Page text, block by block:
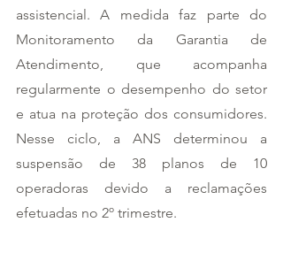
assistencial. A medida faz parte do
Monitoramento da Garantia de
Atendimento, que acompanha
regularmente o desempenho do setor
e atua na proteção dos consumidores.
Nesse ciclo, a ANS determinou a
suspensão de 38 planos de 10
operadoras devido a reclamações
efetuadas no 2º trimestre.